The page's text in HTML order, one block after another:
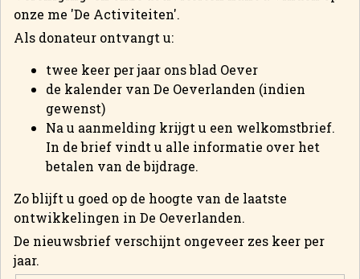
onze me 'De Activiteiten'.
Als donateur ontvangt u:
twee keer per jaar ons blad Oever
de kalender van De Oeverlanden (indien
gewenst)
Na u aanmelding krijgt u een welkomstbrief.
In de brief vindt u alle informatie over het
betalen van de bijdrage.
Zo blijft u goed op de hoogte van de laatste
ontwikkelingen in De Oeverlanden.
De nieuwsbrief verschijnt ongeveer zes keer per
jaar.